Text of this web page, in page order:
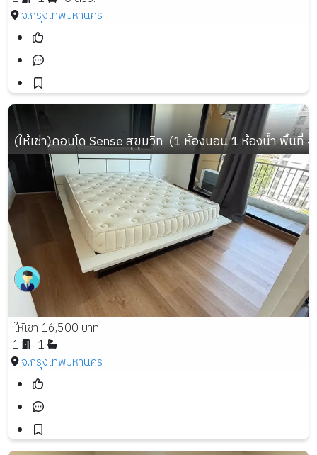
จ.กรุงเทพมหานคร
(ให้เช่า)คอนโด Sense สุขุมวิท  (1 ห้องนอน 1 ห้องน้ำ พื้นที่
ให้เช่า 16,500 บาท
1
1
จ.กรุงเทพมหานคร